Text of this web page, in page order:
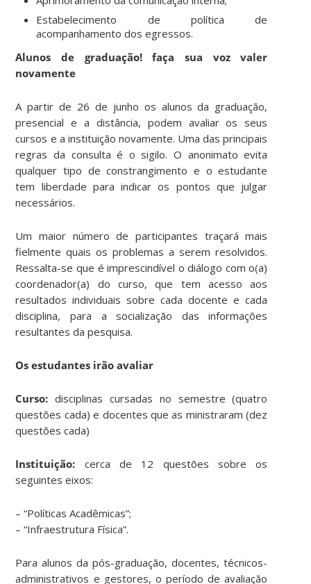
Estabelecimento de política de
acompanhamento dos egressos.
Alunos de graduação! faça sua voz valer
novamente
A partir de 26 de junho os alunos da graduação,
presencial e a distância, podem avaliar os seus
cursos e a instituição novamente. Uma das principais
regras da consulta é o sigilo. O anonimato evita
qualquer tipo de constrangimento e o estudante
tem liberdade para indicar os pontos que julgar
necessários.
Um maior número de participantes traçará mais
fielmente quais os problemas a serem resolvidos.
Ressalta-se que é imprescindível o diálogo com o(a)
coordenador(a) do curso, que tem acesso aos
resultados individuais sobre cada docente e cada
disciplina, para a socialização das informações
resultantes da pesquisa.
Os estudantes irão avaliar
Curso: disciplinas cursadas no semestre (quatro
questões cada) e docentes que as ministraram (dez
questões cada)
Instituição: cerca de 12 questões sobre os
seguintes eixos:
– “Políticas Acadêmicas”;
– “Infraestrutura Física”.
Para alunos da pós-graduação, docentes, técnicos-
administrativos e gestores, o período de avaliação